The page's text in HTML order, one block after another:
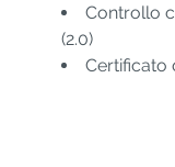
Controllo
(2.0)
Certificato